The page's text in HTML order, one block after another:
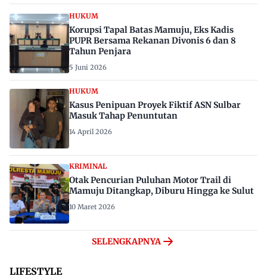
HUKUM
Korupsi Tapal Batas Mamuju, Eks Kadis
PUPR Bersama Rekanan Divonis 6 dan 8
Tahun Penjara
5 Juni 2026
HUKUM
Kasus Penipuan Proyek Fiktif ASN Sulbar
Masuk Tahap Penuntutan
14 April 2026
KRIMINAL
Otak Pencurian Puluhan Motor Trail di
Mamuju Ditangkap, Diburu Hingga ke Sulut
10 Maret 2026
SELENGKAPNYA
LIFESTYLE